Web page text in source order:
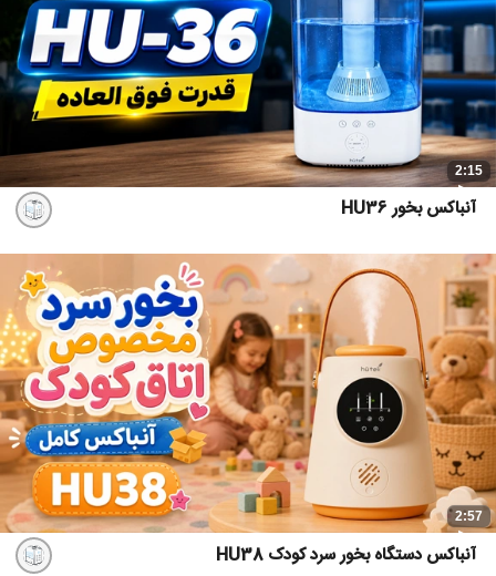
2:15
آنباکس بخور HU36
2:57
آنباکس دستگاه بخور سرد کودک HU38